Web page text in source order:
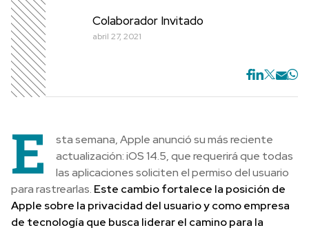
Colaborador Invitado
abril 27, 2021
E
sta semana, Apple anunció su más reciente
actualización: iOS 14.5, que requerirá que todas
las aplicaciones soliciten el permiso del usuario
para rastrearlas. Este cambio fortalece la posición de
Apple sobre la privacidad del usuario y como empresa
de tecnología que busca liderar el camino para la